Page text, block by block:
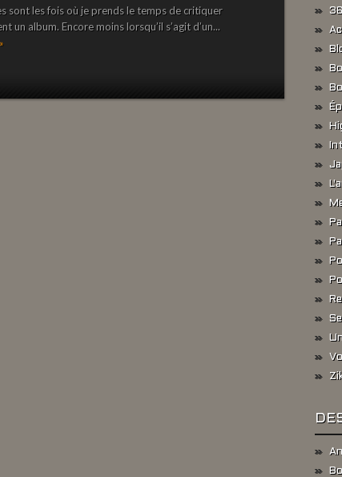
sont les fois où je prends le temps de critiquer
un album. Encore moins lorsqu’il s’agit d’un...